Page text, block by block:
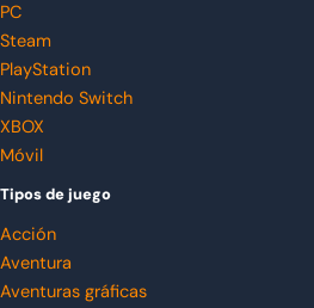
PC
Steam
PlayStation
Nintendo Switch
XBOX
Móvil
Tipos de juego
Acción
Aventura
Aventuras gráficas